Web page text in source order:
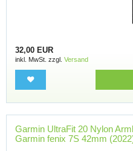
32,00 EUR
inkl. MwSt. zzgl. Versand
Garmin UltraFit 20 Nylon
Garmin fenix 7S 42mm